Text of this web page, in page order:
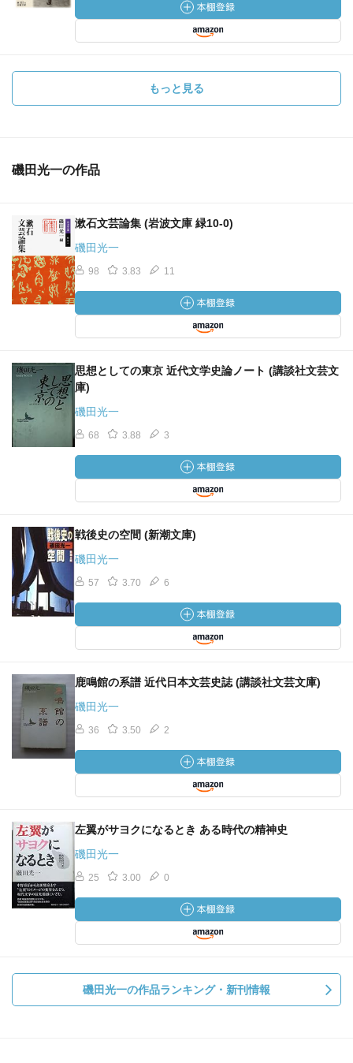
もっと見る
磯田光一の作品
漱石文芸論集 (岩波文庫 緑10-0)
磯田光一
98 3.83 11
思想としての東京 近代文学史論ノート (講談社文芸文
庫)
磯田光一
68 3.88 3
戦後史の空間 (新潮文庫)
磯田光一
57 3.70 6
鹿鳴館の系譜 近代日本文芸史誌 (講談社文芸文庫)
磯田光一
36 3.50 2
左翼がサヨクになるとき ある時代の精神史
磯田光一
25 3.00 0
磯田光一の作品ランキング・新刊情報